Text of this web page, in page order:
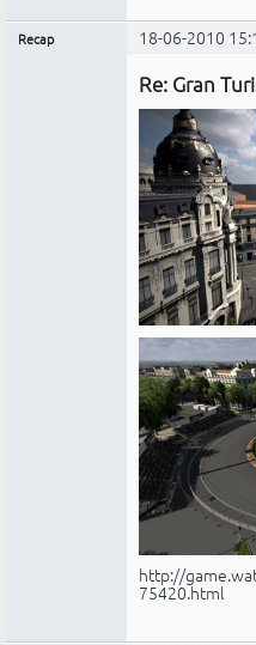
Recap 18-06-2010
Re: Gran
http://
75420.html